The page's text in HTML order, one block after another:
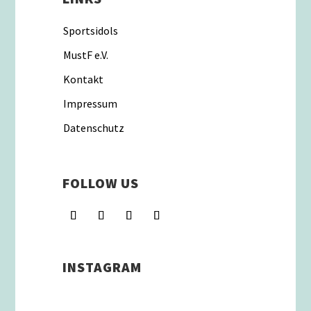
Sportsidols
MustF e.V.
Kontakt
Impressum
Datenschutz
FOLLOW US
INSTAGRAM